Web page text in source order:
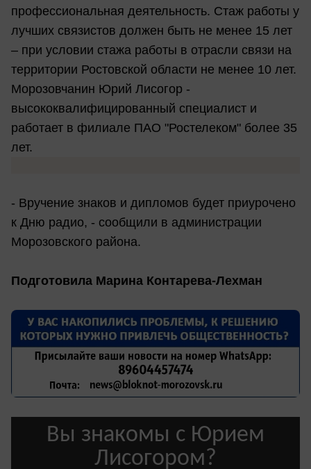
профессиональная деятельность. Стаж работы у
лучших связистов должен быть не менее 15 лет
– при условии стажа работы в отрасли связи на
территории Ростовской области не менее 10 лет.
Морозовчанин Юрий Лисогор -
высококвалифицированный специалист и
работает в филиале ПАО "Ростелеком" более 35
лет.
- Вручение знаков и дипломов будет приурочено
к Дню радио, - сообщили в администрации
Морозовского района.
Подготовила Марина Контарева-Лехман